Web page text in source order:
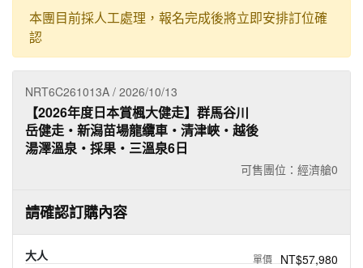
本團目前採人工處理，報名完成後將立即安排訂位確
認
NRT6C261013A / 2026/10/13
可售團位：經濟艙0
【2026年度日本賞楓大健走】群馬谷川
岳健走‧新潟苗場龍纜車‧清津峽‧越後
湯澤溫泉‧採果‧三溫泉6日
請確認訂購內容
大人 NT$57,980